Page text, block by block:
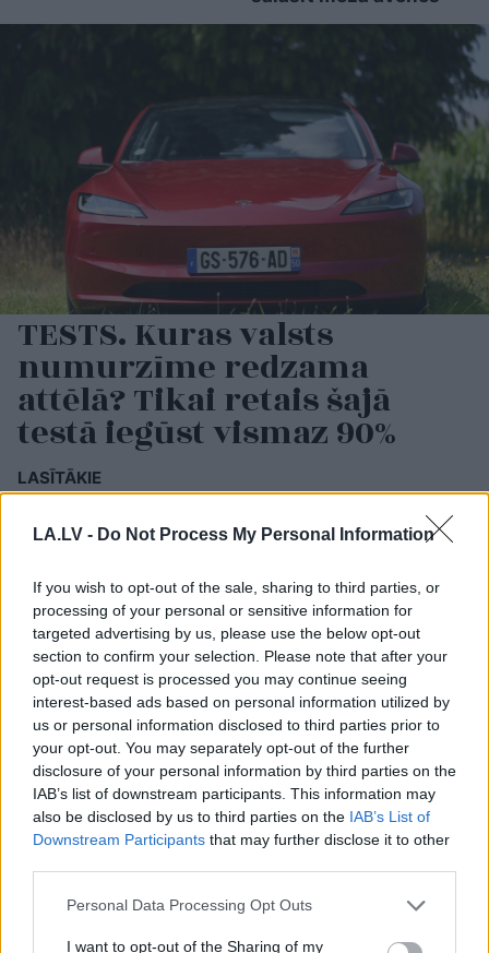
LA.LV - Do Not Process My Personal Information
If you wish to opt-out of the sale, sharing to third parties, or
processing of your personal or sensitive information for
targeted advertising by us, please use the below opt-out
section to confirm your selection. Please note that after your
opt-out request is processed you may continue seeing
interest-based ads based on personal information utilized by
us or personal information disclosed to third parties prior to
your opt-out. You may separately opt-out of the further
disclosure of your personal information by third parties on the
IAB’s list of downstream participants. This information may
also be disclosed by us to third parties on the IAB’s List of
Downstream Participants that may further disclose it to other
Please note that this website/app uses one or more Google
not limited to your visit or usage behaviour. You may click to
Personal Data Processing Opt Outs
I want to opt-out of the Sharing of my
TESTS. Kuras valsts
numurzīme redzama
attēlā? Tikai retais šajā
testā iegūst vismaz 90%
LASĪTĀKIE
ceļiem: turam īkšķus, lai neatrodi sarakstā
Bez diploma, darba un izbijis slepkava!?
Vai tiešām jebkurš var kandidēt Saeimas
vēlēšanās, skaidro advokāts
Kāduncis mugurā! Bagātā Krievijas
kaimiņvalsts praktiski atteikusies no
Krievijas naftas iepirkšanas
Šīm 3 zodiaka zīmēm augusts būs īsts
murgs – esi gatavs jau tagad!
FOTO. “Vai tas ir normāli?” Guntars veikalā
pusēm, viņu sagaida pārsteigums